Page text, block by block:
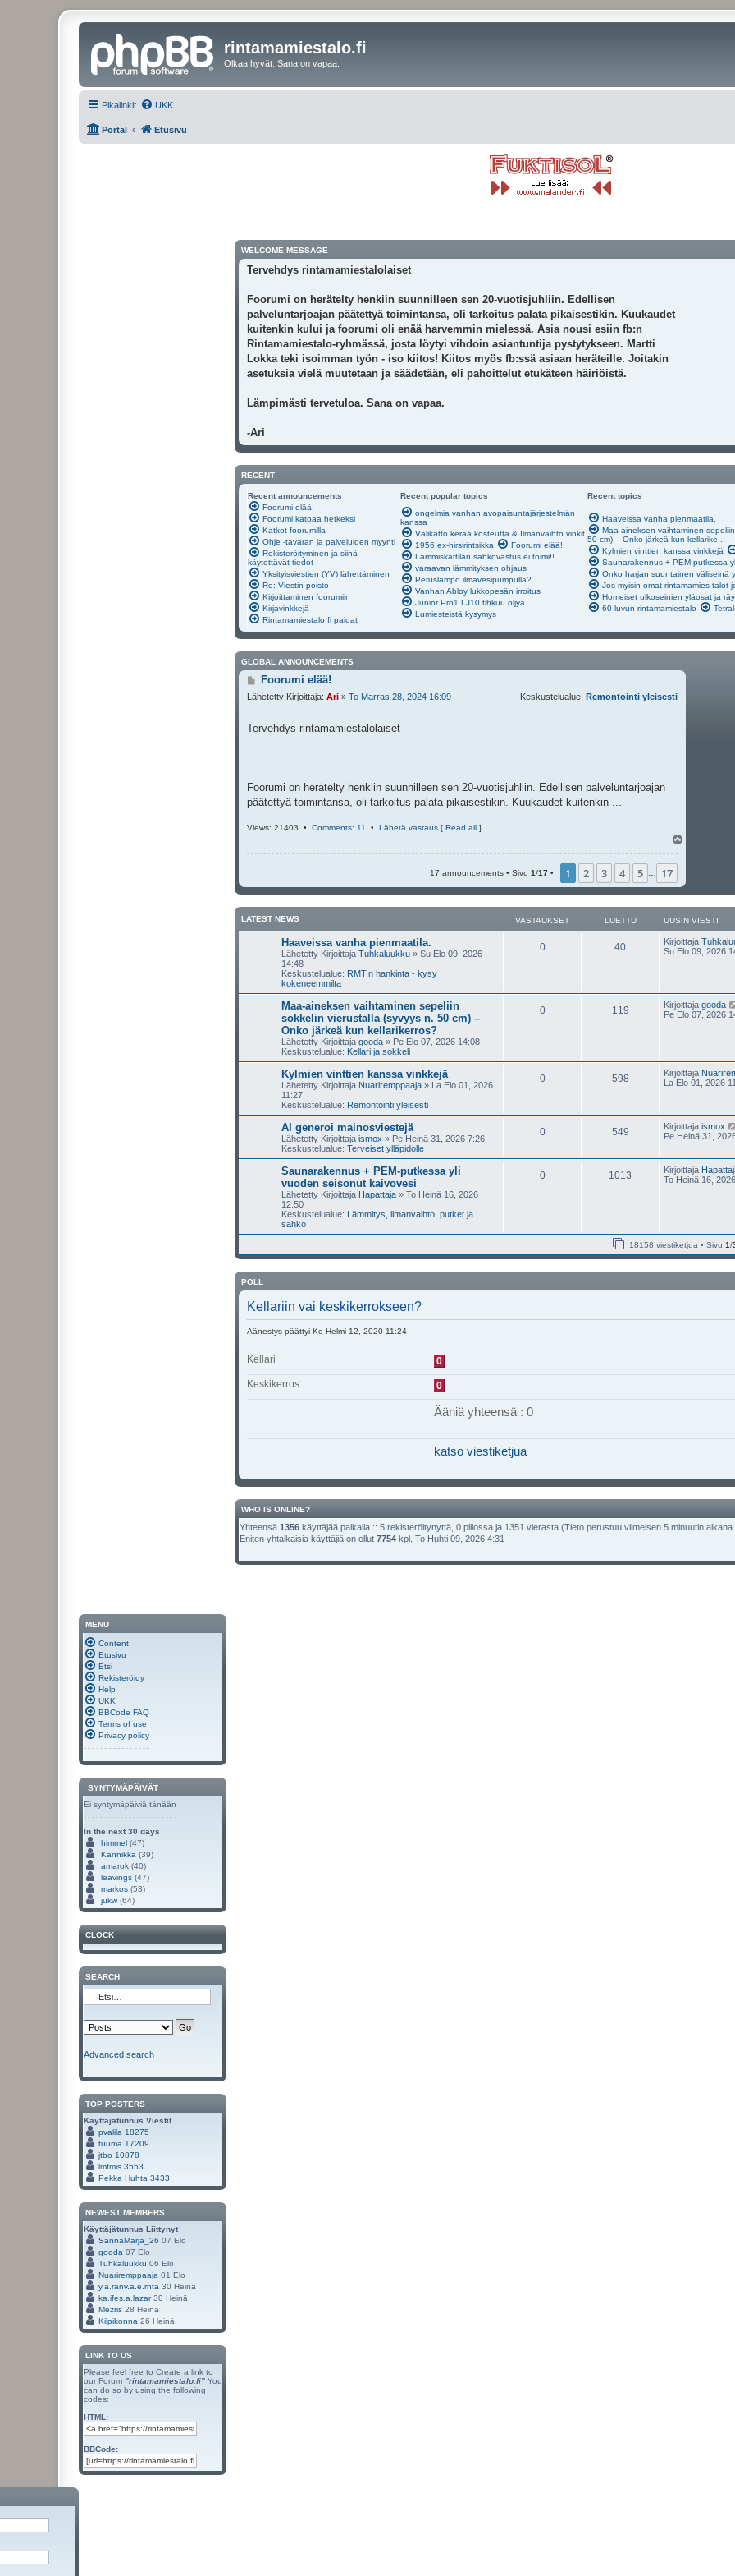
rintamamiestalo.fi
Olkaa hyvät. Sana on vapaa.
Pikalinkit UKK
Portal Etusivu
WELCOME MESSAGE
Tervehdys rintamamiestalolaiset
Foorumi on herätelty henkiin suunnilleen sen 20-vuotisjuhliin. Edellisen
palveluntarjoajan päätettyä toimintansa, oli tarkoitus palata pikaisestikin. Kuukaudet
kuitenkin kului ja foorumi oli enää harvemmin mielessä. Asia nousi esiin fb:n
Rintamamiestalo-ryhmässä, josta löytyi vihdoin asiantuntija pystytykseen. Martti
Lokka teki isoimman työn - iso kiitos! Kiitos myös fb:ssä asiaan heräteille. Joitakin
asetuksia vielä muutetaan ja säädetään, eli pahoittelut etukäteen häiriöistä.
Lämpimästi tervetuloa. Sana on vapaa.
-Ari
RECENT
Recent announcements Recent popular topics
Recent topics
Foorumi elää!
Foorumi katoaa hetkeksi
Katkot foorumilla
Ohje -tavaran ja palveluiden myynti
Rekisteröityminen ja siinä
käytettävät tiedot
Yksityisviestien (YV) lähettäminen
Re: Viestin poisto
Kirjoittaminen foorumiin
Kirjavinkkejä
Rintamamiestalo.fi paidat
ongelmia vanhan avopaisuntajärjestelmän
kanssa
Välikatto kerää kosteutta & Ilmanvaihto vinkit
1956 ex-hirsirintsikka
Foorumi elää!
Lämmiskattilan sähkövastus ei toimi!!
varaavan lämmityksen ohjaus
Peruslämpö ilmavesipumpulla?
Vanhan Abloy lukkopesän irroitus
Junior Pro1 LJ10 tihkuu öljyä
Lumiesteistä kysymys
Haaveissa vanha pienmaatila.
Maa-aineksen vaihtaminen
50 cm) – Onko järkeä kun kellarike...
Kylmien vinttien kanssa vinkkejä
Saunarakennus + PEM-putkessa
Onko harjan suuntainen väliseinä
Jos myisin omat rintamamies talot
Homeiset ulkoseinien yläosat ja
60-luvun rintamamiestalo
GLOBAL ANNOUNCEMENTS
V
e
t
i
Foorumi elää!
Lähetetty Kirjoittaja: Ari » To Marras 28, 2024 16:09 Keskustelualue: Remontointi yleisesti
Tervehdys rintamamiestalolaiset
Foorumi on herätelty henkiin suunnilleen sen 20-vuotisjuhliin. Edellisen palveluntarjoajan
päätettyä toimintansa, oli tarkoitus palata pikaisestikin. Kuukaudet kuitenkin ...
Views: 21403 • Comments: 11 • Lähetä vastaus [ Read all ]
17 announcements • Sivu 1/17 • 1 2 3 4 5 17
LATEST NEWS VASTAUKSET LUETTU UUSIN VIESTI
Haaveissa vanha pienmaatila.
Lähetetty Kirjoittaja Tuhkaluukku » Su Elo 09, 2026
14:48
Keskustelualue: RMT:n hankinta - kysy
kokeneemmilta
0 40 Kirjoittaja
Su Elo 09, 2026
Maa-aineksen vaihtaminen sepeliin
sokkelin vierustalla (syvyys n. 50 cm) –
Onko järkeä kun kellarikerros?
Lähetetty Kirjoittaja gooda » Pe Elo 07, 2026 14:08
Keskustelualue: Kellari ja sokkeli
0 119 Kirjoittaja gooda
Pe Elo 07, 2026
Kylmien vinttien kanssa vinkkejä
Lähetetty Kirjoittaja Nuariremppaaja » La Elo 01, 2026
11:27
Keskustelualue: Remontointi yleisesti
0 598 Kirjoittaja
La Elo 01, 2026
AI generoi mainosviestejä
Lähetetty Kirjoittaja ismox » Pe Heinä 31, 2026 7:26
Keskustelualue: Terveiset ylläpidolle
0 549 Kirjoittaja ismox
Pe Heinä 31,
Saunarakennus + PEM-putkessa yli
vuoden seisonut kaivovesi
Lähetetty Kirjoittaja Hapattaja » To Heinä 16, 2026
12:50
Keskustelualue: Lämmitys, ilmanvaihto, putket ja
sähkö
0 1013 Kirjoittaja
To Heinä 16,
18158 viestiketjua • Sivu 1/
POLL
Kellariin vai keskikerrokseen?
Äänestys päättyi Ke Helmi 12, 2020 11:24
Kellari 0
Keskikerros 0
Ääniä yhteensä : 0
katso viestiketjua
WHO IS ONLINE?
Yhteensä 1356 käyttäjää paikalla :: 5 rekisteröitynyttä, 0 piilossa ja 1351 vierasta (Tieto perustuu viimeisen 5 minuutin aikana
Eniten yhtaikaisia käyttäjiä on ollut 7754 kpl, To Huhti 09, 2026 4:31
MENU
Content
Etusivu
Etsi
Rekisteröidy
Help
UKK
BBCode FAQ
Terms of use
Privacy policy
SYNTYMÄPÄIVÄT
Ei syntymäpäiviä tänään
In the next 30 days
himmel (47)
Kannikka (39)
amarok (40)
leavings (47)
markos (53)
jukw (64)
CLOCK
SEARCH
Advanced search
TOP POSTERS
Käyttäjätunnus Viestit
pvalila 18275
tuuma 17209
jtbo 10878
lmfmis 3553
Pekka Huhta 3433
NEWEST MEMBERS
Käyttäjätunnus Liittynyt
SannaMarja_26 07 Elo
gooda 07 Elo
Tuhkaluukku 06 Elo
Nuariremppaaja 01 Elo
y.a.ranv.a.e.rnta 30 Heinä
ka.ifes.a.lazar 30 Heinä
Mezris 28 Heinä
Kilpikonna 26 Heinä
LINK TO US
Please feel free to Create a link to
our Forum "rintamamiestalo.fi" You
can do so by using the following
codes:
HTML:
BBCode: